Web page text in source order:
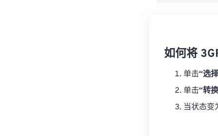
如何将
单击“选
单击“转
当状态变